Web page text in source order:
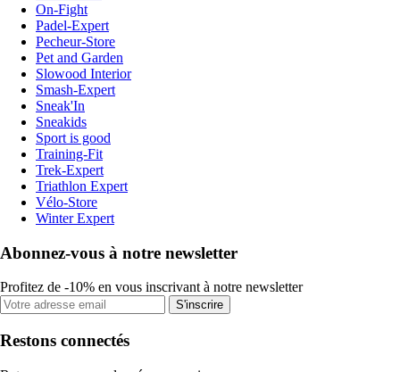
On-Fight
Padel-Expert
Pecheur-Store
Pet and Garden
Slowood Interior
Smash-Expert
Sneak'In
Sneakids
Sport is good
Training-Fit
Trek-Expert
Triathlon Expert
Vélo-Store
Winter Expert
Abonnez-vous à notre newsletter
Profitez de -10% en vous inscrivant à notre newsletter
S'inscrire
Restons connectés